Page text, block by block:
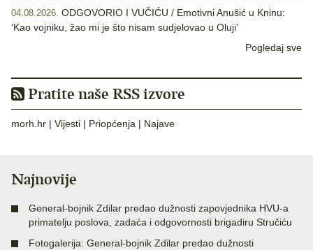
04.08.2026. ODGOVORIO I VUČIĆU / Emotivni Anušić u Kninu:
‘Kao vojniku, žao mi je što nisam sudjelovao u Oluji’
Pogledaj sve
Pratite naše RSS izvore
morh.hr | Vijesti | Priopćenja | Najave
Najnovije
General-bojnik Zdilar predao dužnosti zapovjednika HVU-a
primatelju poslova, zadaća i odgovornosti brigadiru Stručiću
Fotogalerija: General-bojnik Zdilar predao dužnosti